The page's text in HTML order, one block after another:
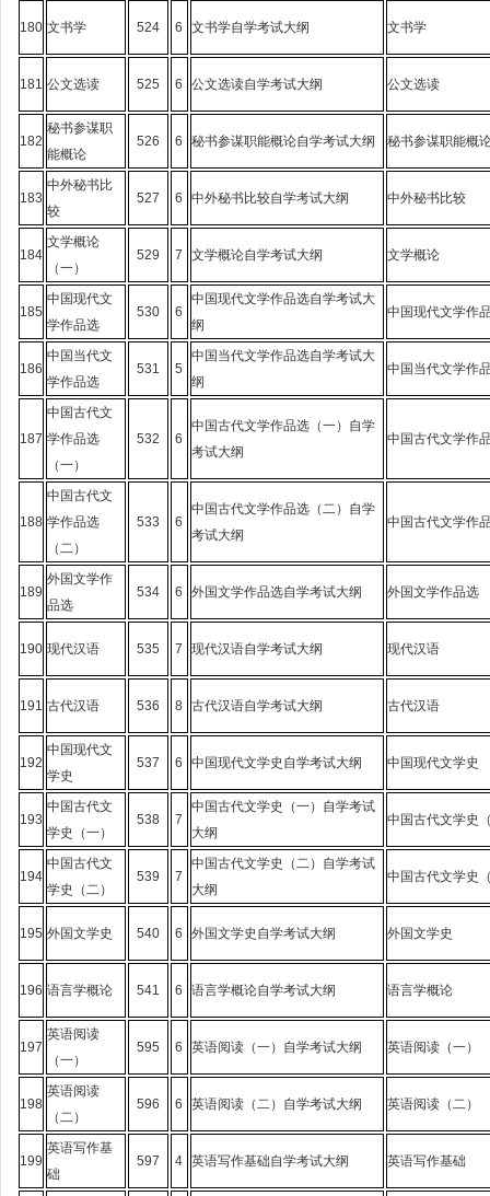
180 文书学 524 6 文书学自学考试大纲 文书学
181 公文选读 525 6 公文选读自学考试大纲 公文选读
182
秘书参谋职
能概论
526 6 秘书参谋职能概论自学考试大纲 秘书参谋职能概
183
中外秘书比
较
527 6 中外秘书比较自学考试大纲 中外秘书比较
184
文学概论
（一）
529 7 文学概论自学考试大纲 文学概论
185
中国现代文
学作品选
530 6
中国现代文学作品选自学考试大
纲
中国现代文学作
186
中国当代文
学作品选
531 5
中国当代文学作品选自学考试大
纲
中国当代文学作
187
中国古代文
学作品选
（一）
532 6
中国古代文学作品选（一）自学
考试大纲
中国古代文学作
188
中国古代文
学作品选
（二）
533 6
中国古代文学作品选（二）自学
考试大纲
中国古代文学作
189
外国文学作
品选
534 6 外国文学作品选自学考试大纲 外国文学作品选
190 现代汉语 535 7 现代汉语自学考试大纲 现代汉语
191 古代汉语 536 8 古代汉语自学考试大纲 古代汉语
192
中国现代文
学史
537 6 中国现代文学史自学考试大纲 中国现代文学史
193
中国古代文
学史（一）
538 7
中国古代文学史（一）自学考试
大纲
中国古代文学史
194
中国古代文
学史（二）
539 7
中国古代文学史（二）自学考试
大纲
中国古代文学史
195 外国文学史 540 6 外国文学史自学考试大纲 外国文学史
196 语言学概论 541 6 语言学概论自学考试大纲 语言学概论
197
英语阅读
（一）
595 6 英语阅读（一）自学考试大纲 英语阅读（一）
198
英语阅读
（二）
596 6 英语阅读（二）自学考试大纲 英语阅读（二）
199
英语写作基
础
597 4 英语写作基础自学考试大纲 英语写作基础